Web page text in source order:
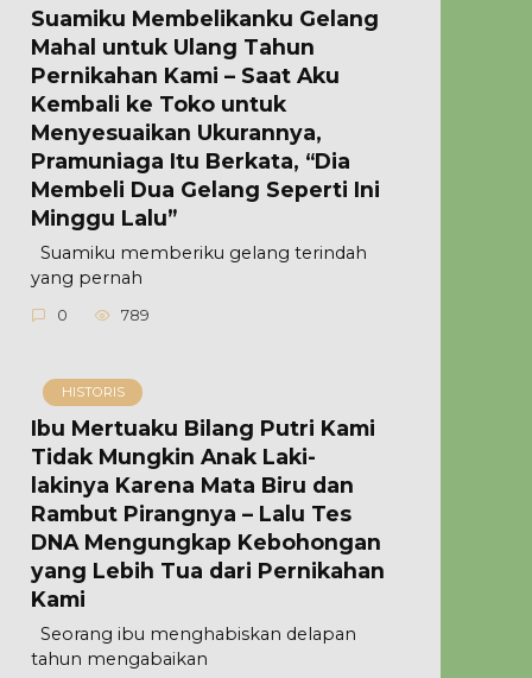
Suamiku Membelikanku Gelang
Mahal untuk Ulang Tahun
Pernikahan Kami – Saat Aku
Kembali ke Toko untuk
Menyesuaikan Ukurannya,
Pramuniaga Itu Berkata, “Dia
Membeli Dua Gelang Seperti Ini
Minggu Lalu”
Suamiku memberiku gelang terindah
yang pernah
0 789
HISTORIS
Ibu Mertuaku Bilang Putri Kami
Tidak Mungkin Anak Laki-
lakinya Karena Mata Biru dan
Rambut Pirangnya – Lalu Tes
DNA Mengungkap Kebohongan
yang Lebih Tua dari Pernikahan
Kami
Seorang ibu menghabiskan delapan
tahun mengabaikan